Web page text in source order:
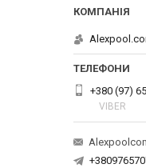
+380 (97)
VIBER